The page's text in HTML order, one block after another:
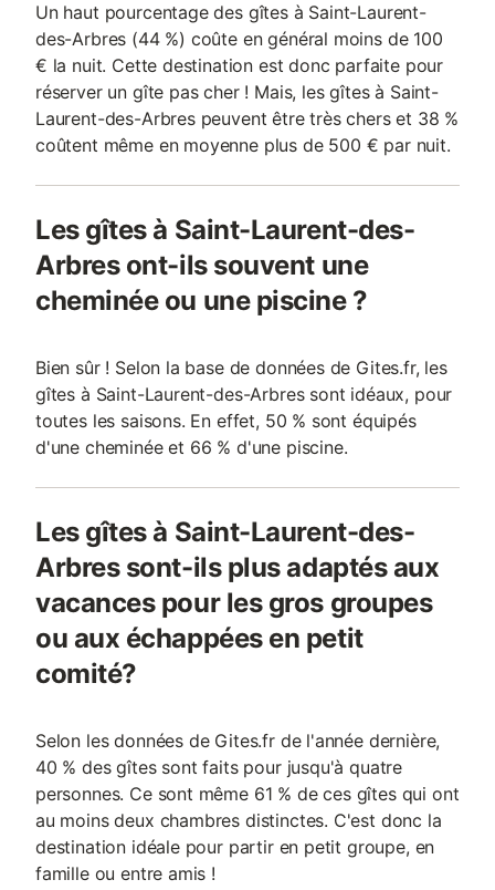
Un haut pourcentage des gîtes à Saint-Laurent-
des-Arbres (44 %) coûte en général moins de 100
€ la nuit. Cette destination est donc parfaite pour
réserver un gîte pas cher ! Mais, les gîtes à Saint-
Laurent-des-Arbres peuvent être très chers et 38 %
coûtent même en moyenne plus de 500 € par nuit.
Les gîtes à Saint-Laurent-des-
Arbres ont-ils souvent une
cheminée ou une piscine ?
Bien sûr ! Selon la base de données de Gites.fr, les
gîtes à Saint-Laurent-des-Arbres sont idéaux, pour
toutes les saisons. En effet, 50 % sont équipés
d'une cheminée et 66 % d'une piscine.
Les gîtes à Saint-Laurent-des-
Arbres sont-ils plus adaptés aux
vacances pour les gros groupes
ou aux échappées en petit
comité?
Selon les données de Gites.fr de l'année dernière,
40 % des gîtes sont faits pour jusqu'à quatre
personnes. Ce sont même 61 % de ces gîtes qui ont
au moins deux chambres distinctes. C'est donc la
destination idéale pour partir en petit groupe, en
famille ou entre amis !